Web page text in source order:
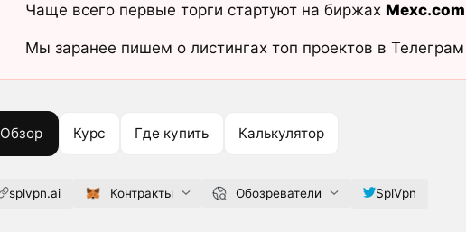
Чаще всего первые торги стартуют на биржах Mexc.com
Мы заранее пишем о листингах топ проектов в
Обзор Курс Где купить Калькулятор
splvpn.ai Контракты Обозреватели SplVpn